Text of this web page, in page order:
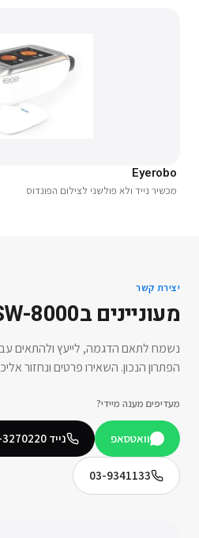
Eyerobo
מכשיר נייד ולא פולשני לצילום הפונדוס
יצירת קשר
מעוניינים ב8000
נשמח לתאם הדגמה, לייעץ ולהתאים
הפתרון הנכון. השאירו פרטים ונחזור
מעדיפים מענה מיידי?
וואטסאפ נייד 3270220
03-9341133